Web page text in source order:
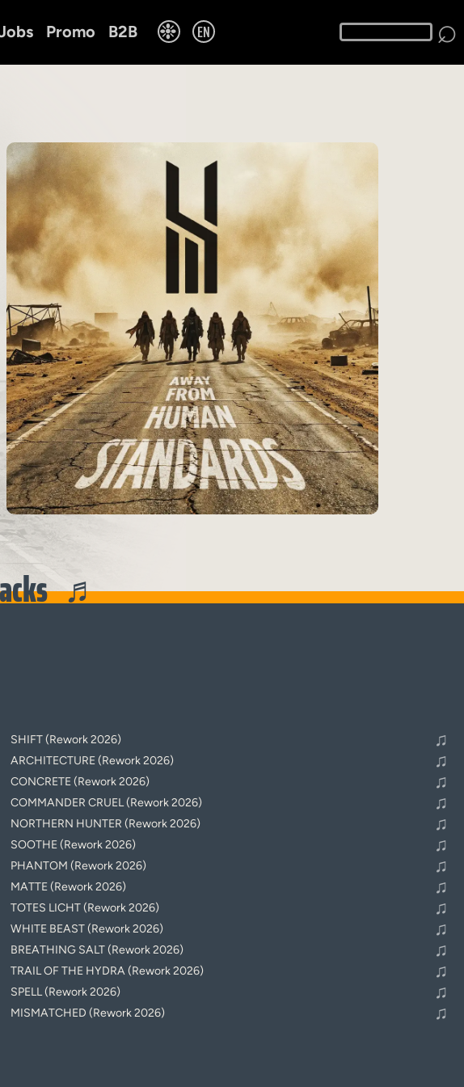
Promo B2B ❉ EN ⌕
♬Alle Tracks abspielen
SHIFT (Rework 2026)
♫
ARCHITECTURE (Rework 2026)
♫
CONCRETE (Rework 2026)
♫
COMMANDER CRUEL (Rework 2026)
♫
NORTHERN HUNTER (Rework 2026)
♫
SOOTHE (Rework 2026)
♫
PHANTOM (Rework 2026)
♫
MATTE (Rework 2026)
♫
TOTES LICHT (Rework 2026)
♫
WHITE BEAST (Rework 2026)
♫
BREATHING SALT (Rework 2026)
♫
TRAIL OF THE HYDRA (Rework 2026)
♫
SPELL (Rework 2026)
♫
MISMATCHED (Rework 2026) ♫